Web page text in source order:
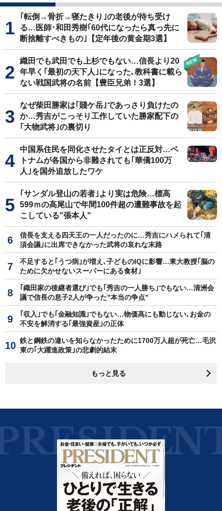
｢転倒→骨折→寝たきり｣の老後が待ち受け
る…医師･和田秀樹｢60代になったら真っ先に
断捨離すべきもの｣【定年後の黄金期3選】
織田でも武田でも上杉でもない…信長より20
年早く｢最初の天下人｣になった､教科書に載ら
ない戦国武将の名前【豊臣兄弟！3選】
なぜ柴田勝家は｢賤ケ岳｣であっさり負けたの
か…秀吉がこっそり工作していた勝家配下の
｢大物武将｣の裏切り
中国系住民を同化させたタイとは正反対…ベ
トナムが各国から非難されても｢華僑100万
人｣を国外追放したワケ
｢サンダル登山の若者｣より実は危険…標高
599ｍの高尾山で年間100件超の遭難事故を起
こしている"張本人"
信長を支える四天王の一人だったのに…秀吉にハメられて｢清
須会議｣に出席できなかった武将の哀れな末路
不足すると｢うつ病｣が増え､子どものIQに影響…東大教授｢脳の
ために欠かせないスーパーにある食材｣
｢織田家の後継者選び｣でも｢秀吉の一人勝ち｣でもない…清洲会
議で信長の息子2人が争った"本当の争点"
｢収入｣でも｢金融知識｣でもない…物価高にも動じない､お金の
不安を解消する｢最強資産｣の正体
鉄と鋼鉄の違いを知らなかったために1700万人超が死亡…毛沢
東の｢大躍進政策｣の悲劇的結末
もっと見る